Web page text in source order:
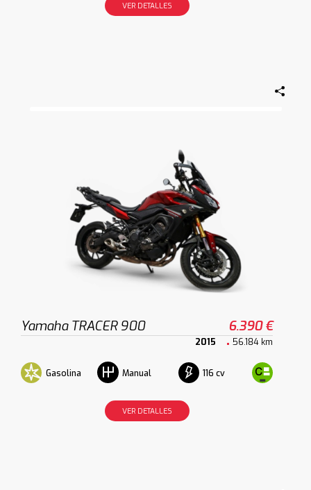
VER DETALLES
Yamaha TRACER 900 6.390 €
2015 56.184 km
Gasolina Manual 116 cv
VER DETALLES